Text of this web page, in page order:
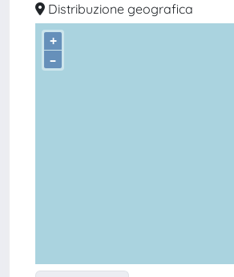
Distribuzione geografica
+
–